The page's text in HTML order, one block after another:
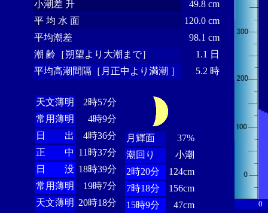
小潮差 升
49.8 cm
平 均 水 面
120.0 cm
平均潮差
98.1 cm
潮 齢［朔望より大潮まで］
1.1 日
平均高潮間隔［月正中より満潮 ］
5.2 時
天文薄明
2時57分
常用薄明
4時9分
日 出
4時36分
正 中 11時37分
日 没 18時39分
常用薄明
19時7分
天文薄明 20時18分
月輝面
37%
潮回り
小潮
2時20分
124cm
7時18分
156cm
15時9分
47cm
0